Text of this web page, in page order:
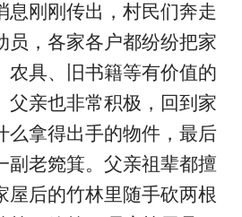
息刚刚传出，村民们奔走
员，各家各户都纷纷把家
农具、旧书籍等有价值的
父亲也非常积极，回到家
么拿得出手的物件，最后
副老箢箕。父亲祖辈都擅
屋后的竹林里随手砍两根